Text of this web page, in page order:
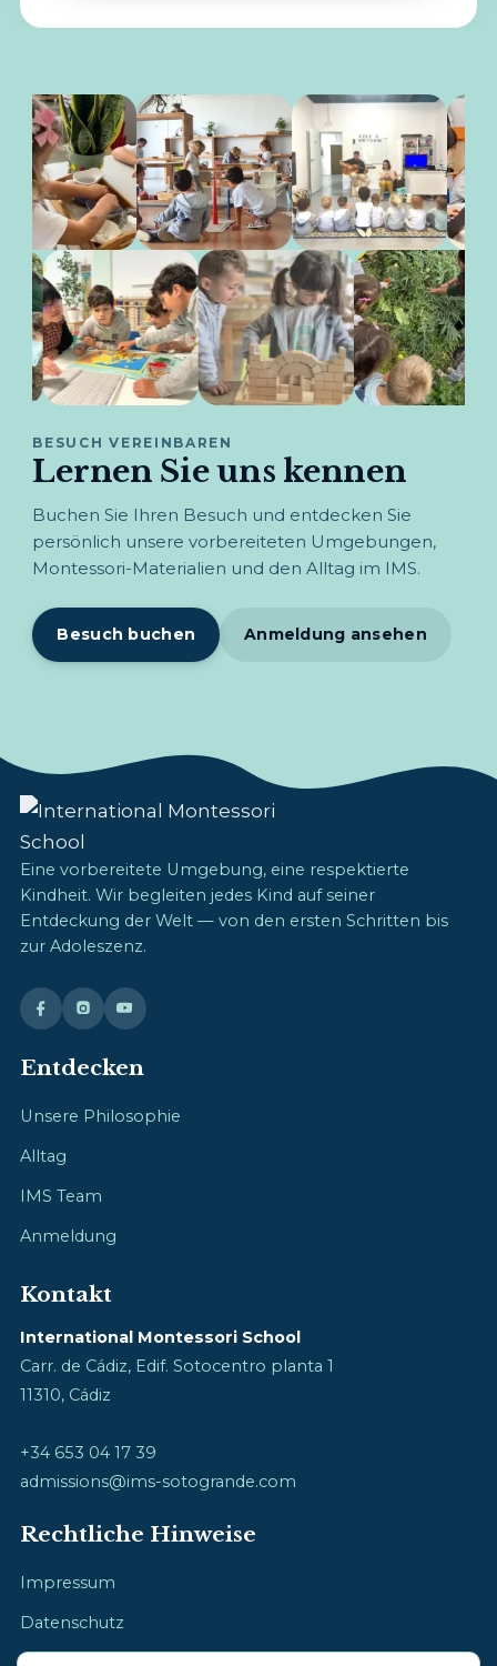
BESUCH VEREINBAREN
Lernen Sie uns kennen
Buchen Sie Ihren Besuch und entdecken Sie
persönlich unsere vorbereiteten Umgebungen,
Montessori-Materialien und den Alltag im IMS.
Besuch buchen Anmeldung ansehen
Eine vorbereitete Umgebung, eine respektierte
Kindheit. Wir begleiten jedes Kind auf seiner
Entdeckung der Welt — von den ersten Schritten bis
zur Adoleszenz.
Entdecken
Unsere Philosophie
Alltag
IMS Team
Anmeldung
Kontakt
International Montessori School
Carr. de Cádiz, Edif. Sotocentro planta 1
11310, Cádiz
+34 653 04 17 39
admissions@ims-sotogrande.com
Rechtliche Hinweise
Impressum
Datenschutz